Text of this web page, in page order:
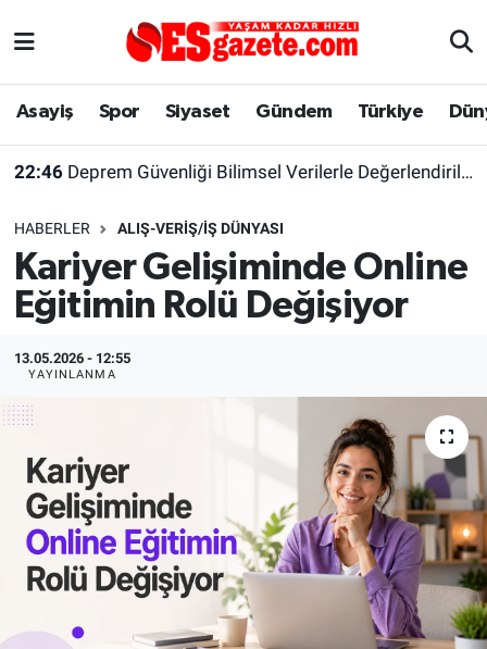
Asayiş Spor Siyaset Gündem Türkiye
22:46 Deprem Güvenliği Bilimsel Verilerle Değerlendirilmeli
HABERLER ALIŞ-VERIŞ/İŞ DÜNYASI
Kariyer Gelişiminde Online
Eğitimin Rolü Değişiyor
13.05.2026 - 12:55
YAYINLANMA
Asayiş
Gündem
Türkiye
Dünya
Alış-Veriş/İş dünyası
Yaşam
Eskişehirspor Arşivi
Eskişehir Arşivi
Röportaj
Kültür Sanat
Politika
Bilecik
Kütahya
Eskişehir Nöbetçi Eczaneler
Süper Lig Puan Durumu ve Fikstür
Tüm Manşetler
Son Dakika Haberleri